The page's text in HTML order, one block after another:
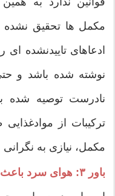
مکمل ها تحقیق
ادعاهای تاییدنشده
نوشته شده باشد و
نادرست توصیه شده
ترکیبات از
مکمل، نیازی به
باور ۳: هوای سرد باعث مریض شدنتان می شود.